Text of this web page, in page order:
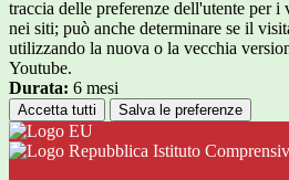
traccia delle preferenze dell'utente per
nei siti; può anche determinare se il
utilizzando la nuova o la vecchia
Youtube.
Durata: 6 mesi
Accetta tutti Salva le preferenze
Istituto